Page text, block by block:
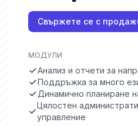
Свържете се с
МОДУЛИ
Анализ и отчети за
Поддръжка за много
Динамично планиране
Цялостен
управление